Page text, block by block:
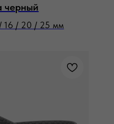
черный
16 / 20 / 25 мм